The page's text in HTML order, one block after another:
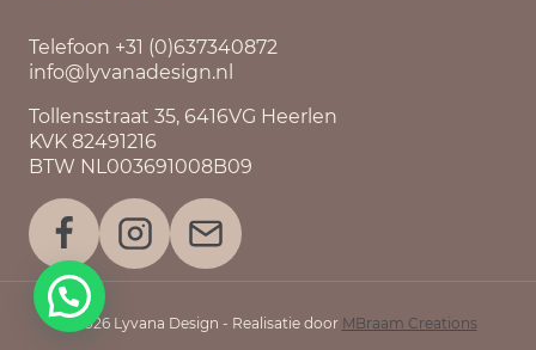
Telefoon +31 (0)637340872
info@lyvanadesign.nl
Tollensstraat 35, 6416VG Heerlen
KVK 82491216
BTW NL003691008B09
© 2026 Lyvana Design - Realisatie door MBraam Creations